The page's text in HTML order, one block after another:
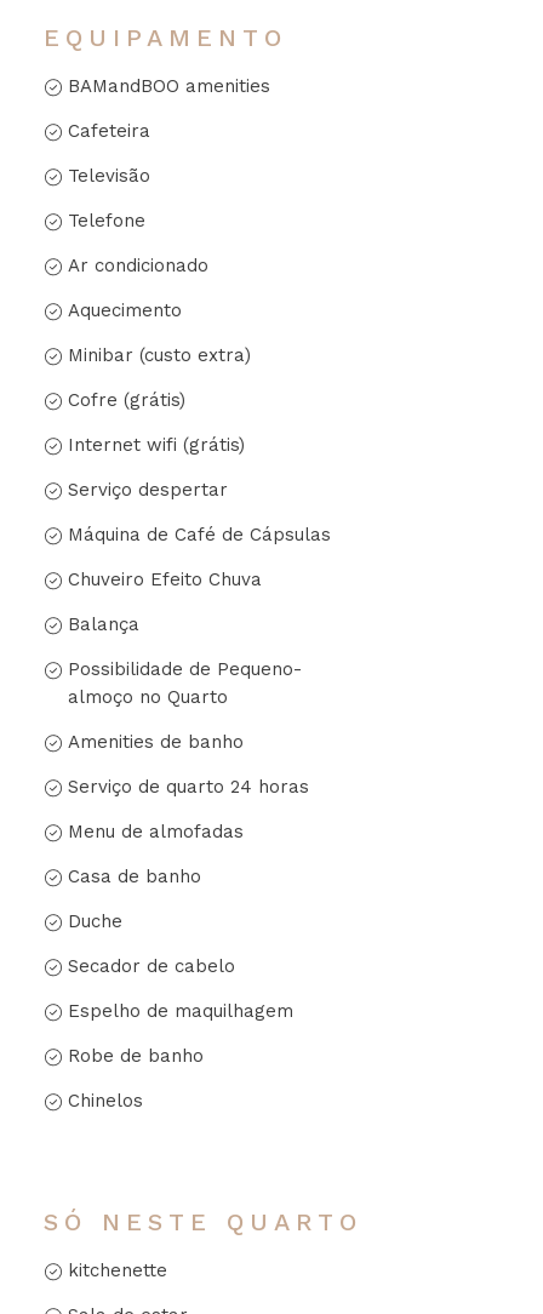
EQUIPAMENTO
BAMandBOO amenities
Cafeteira
Televisão
Telefone
Ar condicionado
Aquecimento
Minibar (custo extra)
Cofre (grátis)
Internet wifi (grátis)
Serviço despertar
Máquina de Café de Cápsulas
Chuveiro Efeito Chuva
Balança
Possibilidade de Pequeno-
almoço no Quarto
Amenities de banho
Serviço de quarto 24 horas
Menu de almofadas
Casa de banho
Duche
Secador de cabelo
Espelho de maquilhagem
Robe de banho
Chinelos
SÓ NESTE QUARTO
kitchenette